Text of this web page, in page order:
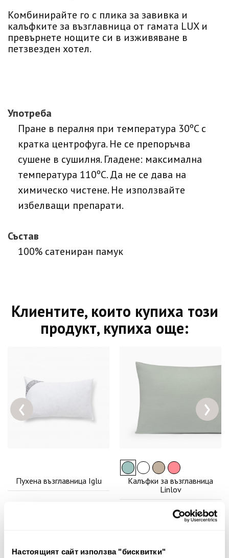
Настоящият сайт използва "бисквитки"
Комбинирайте го с плика за завивка и
калъфките за възглавница от гамата LUX и
превърнете нощите си в изживяване в
петзвезден хотел.
Употреба
Пране в пералня при температура 30ºC с
кратка центрофуга. Не се препоръчва
сушене в сушилня. Гладене: максимална
температура 110ºC. Да не се дава на
химическо чистене. Не използвайте
избелващи препарати.
Състав
100% сатениран памук
Клиентите, които купиха този
продукт, купиха още:
Пухена възглавница Iglu
Калъфки за възглавница
Linlov
31.00€ 60.63лв.
‹ ›